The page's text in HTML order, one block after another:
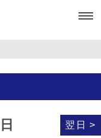
翌日 >